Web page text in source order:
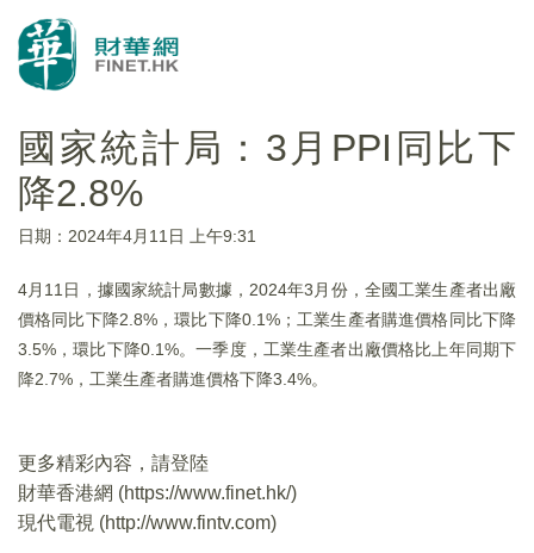
國家統計局：3月PPI同比下
降2.8%
日期：2024年4月11日 上午9:31
4月11日，據國家統計局數據，2024年3月份，全國工業生產者出廠
價格同比下降2.8%，環比下降0.1%；工業生產者購進價格同比下降
3.5%，環比下降0.1%。一季度，工業生產者出廠價格比上年同期下
降2.7%，工業生產者購進價格下降3.4%。
更多精彩內容，請登陸
財華香港網 (https://www.finet.hk/)
現代電視 (http://www.fintv.com)